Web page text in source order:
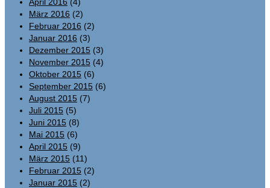
März 2016 (2)
Februar 2016 (2)
Januar 2016 (3)
Dezember 2015 (3)
November 2015 (4)
Oktober 2015 (6)
September 2015 (6)
August 2015 (7)
Juli 2015 (5)
Juni 2015 (8)
Mai 2015 (6)
April 2015 (9)
März 2015 (11)
Februar 2015 (2)
Januar 2015 (2)